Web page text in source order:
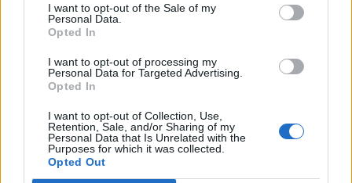
I want to opt-out of the Sale of my
Personal Data.
Opted In
I want to opt-out of processing my
Personal Data for Targeted Advertising.
Opted In
I want to opt-out of Collection, Use,
Retention, Sale, and/or Sharing of my
Personal Data that Is Unrelated with the
Purposes for which it was collected.
Opted Out
2025. augusztus 29., péntek
Megújul Borszék számos közösségi